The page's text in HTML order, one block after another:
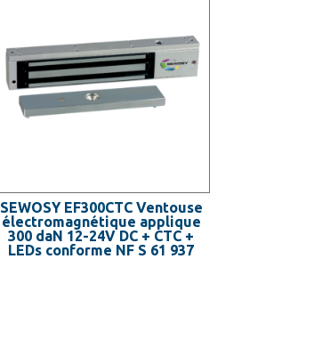
SEWOSY EF300CTC Ventouse
électromagnétique applique
300 daN 12-24V DC + CTC +
LEDs conforme NF S 61 937